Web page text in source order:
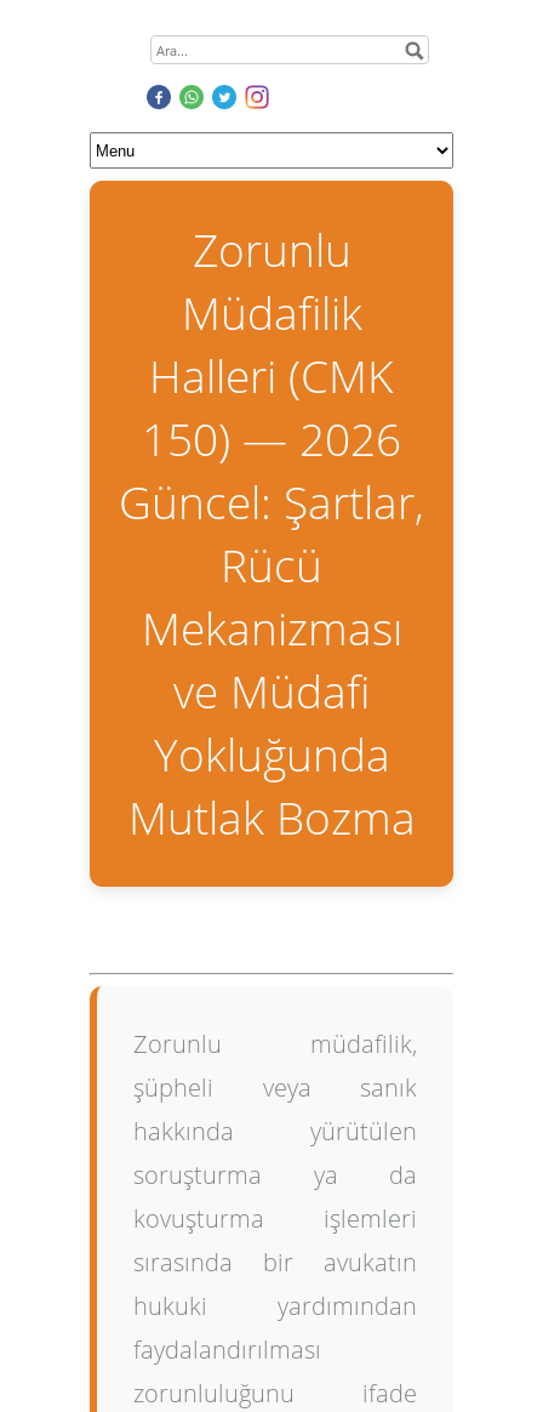
Zorunlu
Müdafilik
Halleri (CMK
150) — 2026
Güncel: Şartlar,
Rücü
Mekanizması
ve Müdafi
Yokluğunda
Mutlak Bozma
Zorunlu müdafilik,
şüpheli veya sanık
hakkında yürütülen
soruşturma ya da
kovuşturma işlemleri
sırasında bir avukatın
hukuki yardımından
faydalandırılması
zorunluluğunu ifade